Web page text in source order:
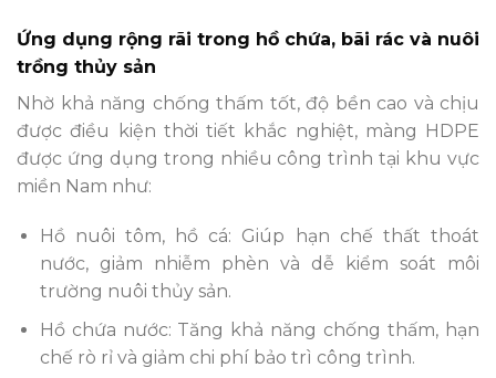
Ứng dụng rộng rãi trong hồ chứa, bãi rác và nuôi
trồng thủy sản
Nhờ khả năng chống thấm tốt, độ bền cao và chịu
được điều kiện thời tiết khắc nghiệt, màng HDPE
được ứng dụng trong nhiều công trình tại khu vực
miền Nam như:
Hồ nuôi tôm, hồ cá: Giúp hạn chế thất thoát
nước, giảm nhiễm phèn và dễ kiểm soát môi
trường nuôi thủy sản.
Hồ chứa nước: Tăng khả năng chống thấm, hạn
chế rò rỉ và giảm chi phí bảo trì công trình.